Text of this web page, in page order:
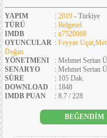
YAPIM : 2019 - Türkiye
TÜRÜ
: Belgesel
IMDB
: tt7520068
OYUNCULAR : Feyyaz Uçar,
Doğan
YÖNETMENI
: Mehmet Sertan
SENARYO
: Mehmet Sertan
SÜRE
: 105 Dak.
DOWNLOAD
: 1848
IMDB PUAN
: 8.7 / 228
BEĞENDİM